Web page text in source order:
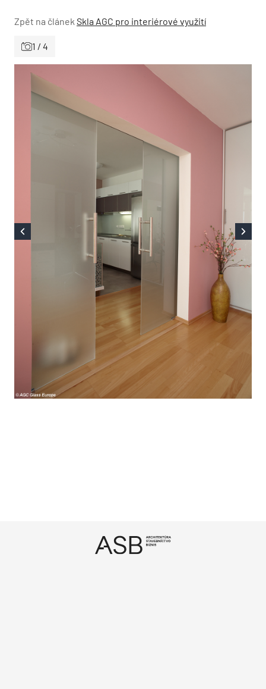
Zpět na článek Skla AGC pro interiérové využití
1 / 4